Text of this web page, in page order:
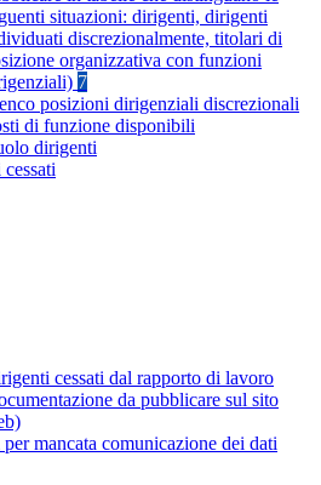
situazioni: dirigenti, dirigenti
discrezionalmente, titolari di
organizzativa con funzioni
7
posizioni dirigenziali discrezionali
di funzione disponibili
dirigenti
cessati dal rapporto di lavoro
da pubblicare sul sito
mancata comunicazione dei dati